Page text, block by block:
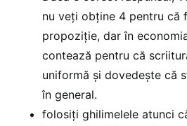
nu veți obține 4 pentru că
propoziție, dar în
contează pentru că
uniformă și dovedește că
în general.
folosiți ghilimelele atunci